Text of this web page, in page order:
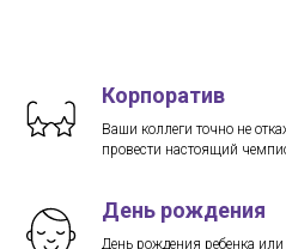
Корпоратив
Ваши коллеги точно не
провести настоящий
День рождения
День рождения ребенка